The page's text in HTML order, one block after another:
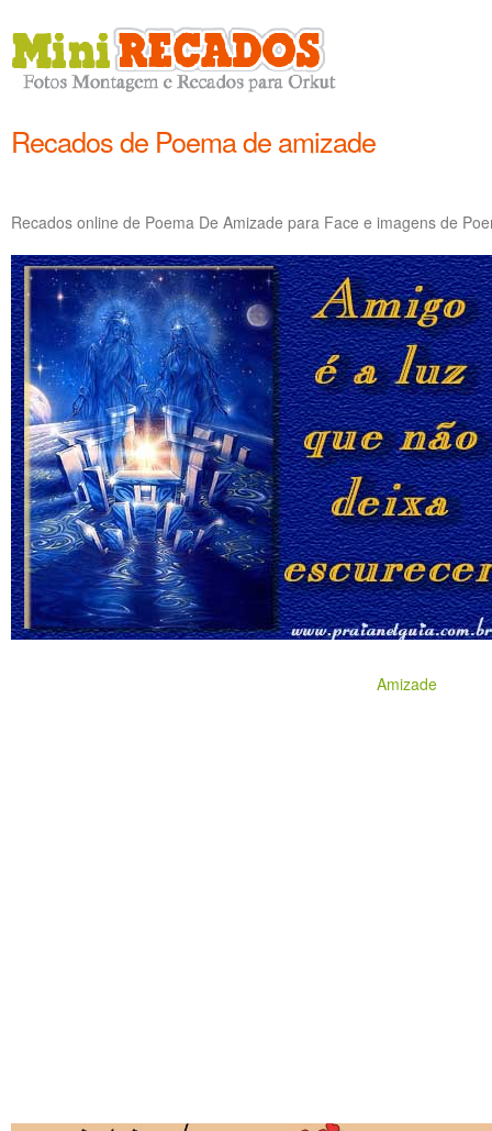
Recados de Poema de amizade
Recados online de Poema De Amizade para Face e imagens de
Amizade